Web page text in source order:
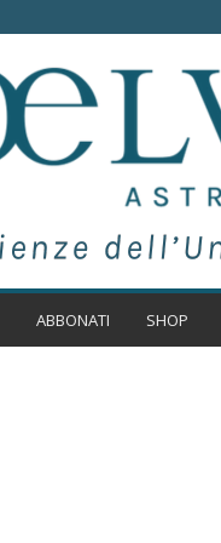
ABBONATI SHOP